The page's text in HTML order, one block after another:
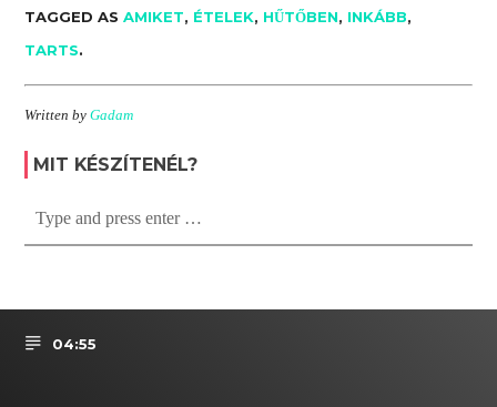
TAGGED ASAMIKET, ÉTELEK, HŰTŐBEN, INKÁBB,
TARTS.
Written byGadam
MIT KÉSZÍTENÉL?
04:55